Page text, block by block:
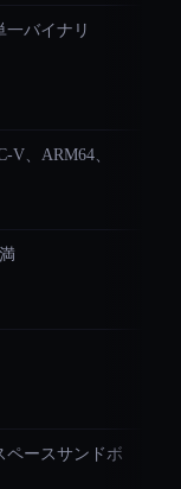
一バイナリ
V、ARM64、
ペースサンドボ